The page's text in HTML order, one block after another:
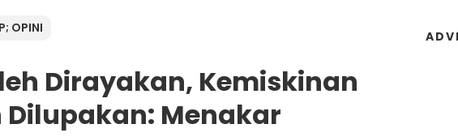
OPINI
Dirayakan, Kemiskinan
Menakar